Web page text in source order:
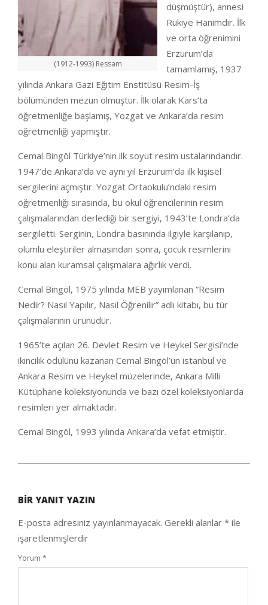
(1912-1993) Ressam
düşmüştür), annesi
Rukiye Hanımdır. İlk
ve orta öğrenimini
Erzurum’da
tamamlamış, 1937
yılında Ankara Gazi Eğitim Enstitüsü Resim-İş
bölümünden mezun olmuştur. İlk olarak Kars’ta
öğretmenliğe başlamış, Yozgat ve Ankara’da resim
öğretmenliği yapmıştır.
Cemal Bingöl Türkiye’nin ilk soyut resim ustalarındandır.
1947’de Ankara’da ve ayni yıl Erzurum’da ilk kişisel
sergilerini açmıştır. Yozgat Ortaokulu’ndaki resim
öğretmenliği sırasında, bu okul öğrencilerinin resim
çalışmalarından derlediği bir sergiyi, 1943’te Londra’da
sergiletti. Serginin, Londra basınında ilgiyle karşılanıp,
olumlu eleştiriler almasından sonra, çocuk resimlerini
konu alan kuramsal çalışmalara ağırlık verdi.
Cemal Bingöl, 1975 yılında MEB yayımlanan “Resim
Nedir? Nasıl Yapılır, Nasıl Öğrenilir” adlı kitabı, bu tür
çalışmalarının ürünüdür.
1965’te açılan 26. Devlet Resim ve Heykel Sergisi’nde
ikincilik ödülünü kazanan Cemal Bingöl’ün istanbul ve
Ankara Resim ve Heykel müzelerinde, Ankara Milli
Kütüphane koleksiyonunda ve bazı özel koleksiyonlarda
resimleri yer almaktadır.
Cemal Bingöl, 1993 yılında Ankara’da vefat etmiştir.
04
BIR YANIT YAZIN
E-posta adresiniz yayınlanmayacak. Gerekli alanlar * ile
işaretlenmişlerdir
Yorum *